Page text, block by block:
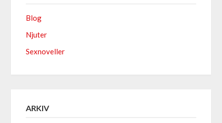
Blog
Njuter
Sexnoveller
ARKIV